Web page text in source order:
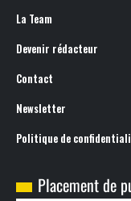
La Team
Devenir rédacteur
Contact
Newsletter
Politique de
Placement de